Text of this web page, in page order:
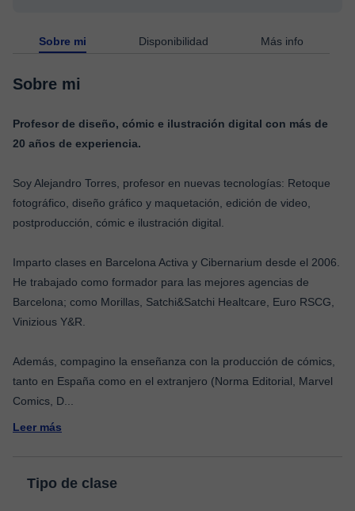
Sobre mi Disponibilidad Más info
Sobre mi
Profesor de diseño, cómic e ilustración digital con más de
20 años de experiencia.
Soy Alejandro Torres, profesor en nuevas tecnologías: Retoque
fotográfico, diseño gráfico y maquetación, edición de video,
postproducción, cómic e ilustración digital.
Imparto clases en Barcelona Activa y Cibernarium desde el 2006.
He trabajado como formador para las mejores agencias de
Barcelona; como Morillas, Satchi&Satchi Healtcare, Euro RSCG,
Vinizious Y&R.
Además, compagino la enseñanza con la producción de cómics,
tanto en España como en el extranjero (Norma Editorial, Marvel
Comics, D
Leer más
Tipo de clase